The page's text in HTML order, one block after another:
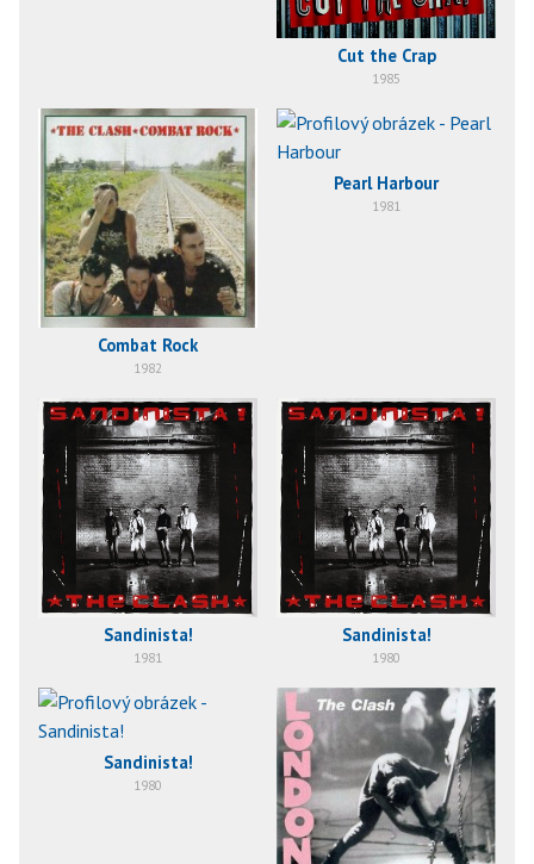
Cut the Crap
1985
Combat Rock
1982
Pearl Harbour
1981
Sandinista!
1981
Sandinista!
1980
Sandinista!
1980